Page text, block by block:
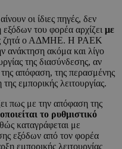
οι ίδιες πηγές, δεν
του φορέα αρχίζει με
ζητά ο ΑΔΜΗΕ. Η ΡΑΕΚ
ανάκτηση ακόμα και λίγο
της διασύνδεσης, αν
της απόφαση, της περασμένης
εμπορικής λειτουργίας.
πως με την απόφαση της
το ρυθμιστικό
καταγράφεται με
εξόδων από τον φορέα
εμπορικής λειτουργίας